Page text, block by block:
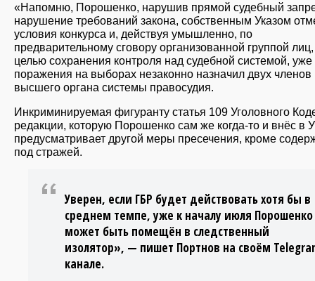
«Напомню, Порошенко, нарушив прямой судебный
нарушение требований закона, собственным Указом
условия конкурса и, действуя умышленно, по
предварительному сговору организованной группой
целью сохранения контроля над судебной системой, уже
поражения на выборах незаконно назначил двух членов
высшего органа системы правосудия.
Инкриминируемая фигуранту статья 109 Уголовного
редакции, которую Порошенко сам же когда-то и внёс в
предусматривает другой меры пресечения, кроме
под стражей.
Уверен, если ГБР будет действовать хотя бы в
среднем темпе, уже к началу июля Порошенко
может быть помещён в следственный
изолятор», — пишет Портнов на своём
канале.